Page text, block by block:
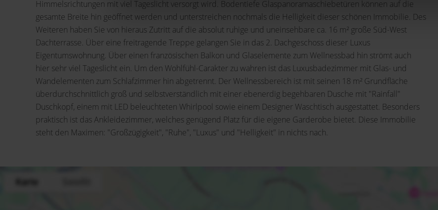
Himmelsrichtungen mit viel Tageslicht versorgt wird. Bodentiefe Glaspanoramaschiebetüren können auf die
gesamte Breite hin geöffnet werden und unterstreichen nochmals die Helligkeit dieser schönen Immobilie. Des
Weiteren haben Sie von hieraus Zutritt auf die absolut ruhige und uneinsehbare ca. 16 m² große Süd-West
Dachterrasse. Über eine freitragende Treppe gelangen Sie in das 2. Dachgeschoss dieser Luxus
Eigentumswohnung. Über einen französischen Balkon und Glaselemente zum Wellnessbad hin strömt auch
hier sehr viel Tageslicht ein. Um den Wohlfühl-Carakter zu wahren ist das Luxusbadezimmer mit Glas- und
Wandelementen zum Schlafzimmer hin abgetrennt. Der Wellnessbereich ist mit seinen 18 m² Grundfläche
überdurchschnittlich groß und selbstverständlich mit einer ebenerdig begehbaren Dusche mit "Rainfall"
Duschkopf, einem mit LED beleuchteten Whirlpool sowie einem Designer Waschtisch ausgestattet. Besonders
praktisch ist das Ankleidezimmer, welches genügend Platz für die eigene Garderobe bietet. Diese Immobilie
steht den Maximen: "Großzügigkeit", "Ruhe", "Luxus" und "Helligkeit" in nichts nach.